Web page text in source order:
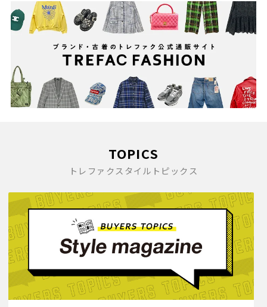
TOPICS
トレファクスタイルトピックス